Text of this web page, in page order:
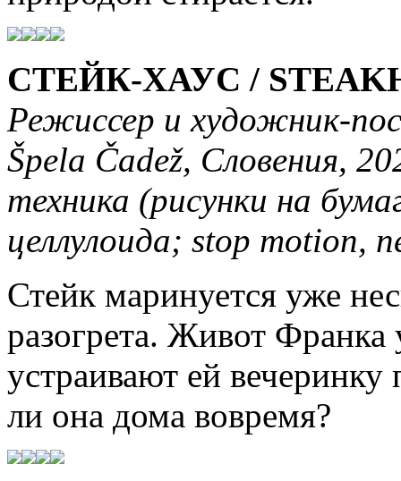
СТЕЙК-ХАУС /
Режиссер и художник-
Špela Čadež, Словения,
техника (рисунки на
целлулоида; stop motion,
Стейк маринуется уже
разогрета. Живот
устраивают ей
ли она дома вовремя?